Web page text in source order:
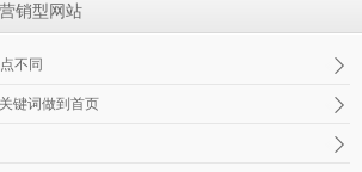
营销型网站
不同
键词做到首页